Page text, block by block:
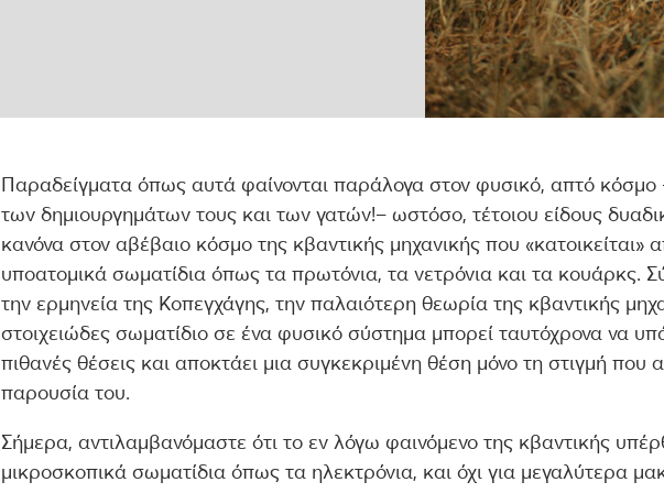
Παραδείγματα όπως αυτά φαίνονται παράλογα στον φυσικό, απτό
των δημιουργημάτων τους και των γατών!– ωστόσο, τέτοιου είδους
κανόνα στον αβέβαιο κόσμο της κβαντικής μηχανικής που «κατοικείται»
υποατομικά σωματίδια όπως τα πρωτόνια, τα νετρόνια και τα κουάρκς.
την ερμηνεία της Κοπεγχάγης, την παλαιότερη θεωρία της κβαντικής
στοιχειώδες σωματίδιο σε ένα φυσικό σύστημα μπορεί ταυτόχρονα να
πιθανές θέσεις και αποκτάει μια συγκεκριμένη θέση μόνο τη στιγμή που
παρουσία του.
Σήμερα, αντιλαμβανόμαστε ότι το εν λόγω φαινόμενο της κβαντικής
μικροσκοπικά σωματίδια όπως τα ηλεκτρόνια, και όχι για μεγαλύτερα